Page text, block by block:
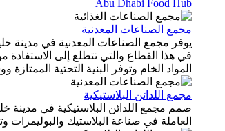
Abu Dhabi Food Hub
مجمع الصناعات المعدنية
يوفر مجمع الصناعات المعدنية في مدينة
في هذا القطاع والتي تتطلع إلى الاستفادة
المواد الخام وتوفر البنية التحتية
مجمع اللدائن البلاستيكية
صمم مجمع اللدائن البلاستيكية في مدينة
العاملة في صناعة البلاستيك والبوليمرات